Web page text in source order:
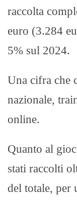
raccolta
euro (3.284
5% sul 2024.
Una cifra che
nazionale,
online.
Quanto al
stati raccolti
del totale, per